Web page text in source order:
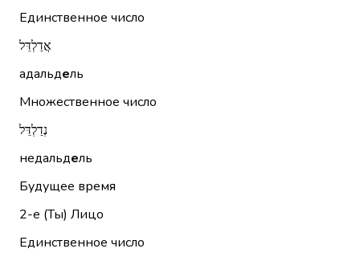
Единственное число
אֲדַלְדֵּל
адальдель
Множественное число
נְדַלְדֵּל
недальдель
Будущее время
2-е (Ты) Лицо
Единственное число